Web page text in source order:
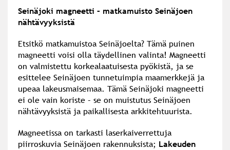
Seinäjoki magneetti – matkamuisto Seinäjoen
nähtävyyksistä
Etsitkö matkamuistoa Seinäjoelta? Tämä puinen
magneetti voisi olla täydellinen valinta! Magneetti
on valmistettu korkealaatuisesta pyökistä, ja se
esittelee Seinäjoen tunnetuimpia maamerkkejä ja
upeaa lakeusmaisemaa. Tämä Seinäjoki magneetti
ei ole vain koriste – se on muistutus Seinäjoen
nähtävyyksistä ja paikallisesta arkkitehtuurista.
Magneetissa on tarkasti laserkaiverrettuja
piirroskuvia Seinäjoen rakennuksista; Lakeuden